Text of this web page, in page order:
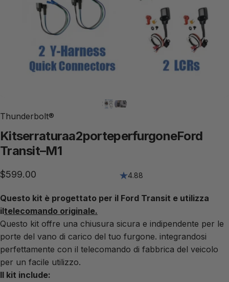
Thunderbolt®
Kitserraturaa2porteperfurgoneFord
Transit–M1
$599.00 4.88
Questo kit è progettato per il Ford Transit e utilizza
iltelecomando originale.
Questo kit offre una chiusura sicura e indipendente per le
porte del vano di carico del tuo furgone. integrandosi
perfettamente con il telecomando di fabbrica del veicolo
per un facile utilizzo.
Il kit include: